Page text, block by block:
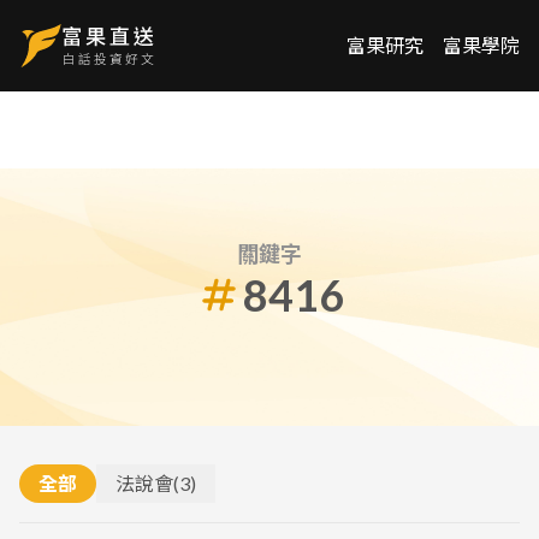
富果研究 富果學院
關鍵字
8416
全部 法說會(3)